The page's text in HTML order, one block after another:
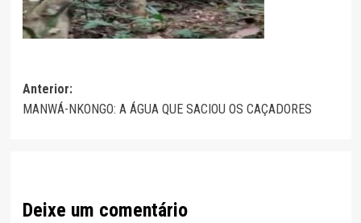
Navegação
de
Anterior:
MANWÁ-NKONGO: A ÁGUA QUE SACIOU OS CAÇADORES
Deixe um comentário